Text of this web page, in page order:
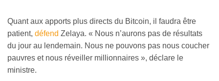
Quant aux apports plus directs du Bitcoin, il faudra être
patient, défend Zelaya. « Nous n’aurons pas de résultats
du jour au lendemain. Nous ne pouvons pas nous coucher
pauvres et nous réveiller millionnaires », déclare le
ministre.